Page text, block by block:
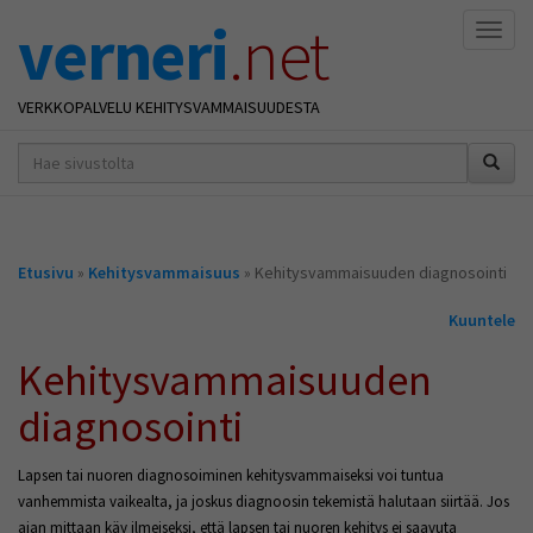
verneri.net
VERKKOPALVELU KEHITYSVAMMAISUUDESTA
hakusana(t)
Olet
Etusivu » Kehitysvammaisuus » Kehitysvammaisuuden diagnosointi
Kuuntele
Kehitysvammaisuuden
diagnosointi
Lapsen tai nuoren diagnosoiminen kehitysvammaiseksi voi tuntua
vanhemmista vaikealta, ja joskus diagnoosin tekemistä halutaan siirtää. Jos
ajan mittaan käy ilmeiseksi, että lapsen tai nuoren kehitys ei saavuta